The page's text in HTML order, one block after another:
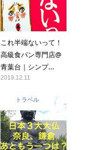
これ半端ないって！
高級食パン専門店@
青葉台｜シンプ...
2019.12.11
トラベル